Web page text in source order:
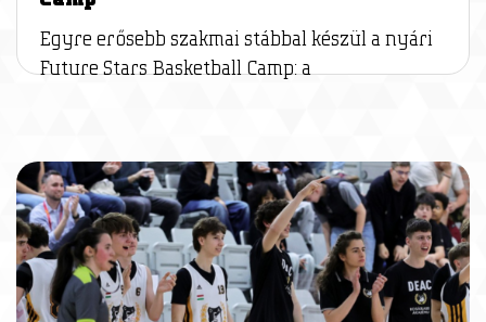
Egyre erősebb szakmai stábbal készül a nyári
Future Stars Basketball Camp: a